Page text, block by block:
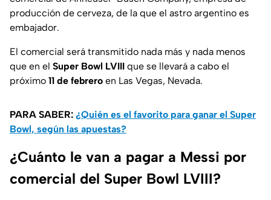
producción de cerveza, de la que el astro argentino es
embajador.
El comercial será transmitido nada más y nada menos
que en el Super Bowl LVIII que se llevará a cabo el
próximo 11 de febrero en Las Vegas, Nevada.
PARA SABER: ¿Quién es el favorito para ganar el Super
Bowl, según las apuestas?
¿Cuánto le van a pagar a Messi por
comercial del Super Bowl LVIII?